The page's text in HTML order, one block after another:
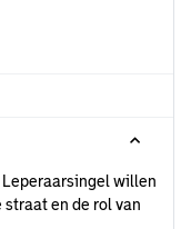
Leperaarsingel willen
en de rol van